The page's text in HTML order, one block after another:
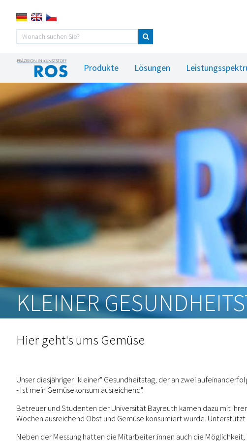
Produkte Lösungen
KLEINER
Hier geht's ums Gemüse
Unser diesjähriger "kleiner" Gesundheitstag, der an zwei
- Ist mein Gemüsekonsum ausreichend".
Betreuer und Studenten der Universität Bayreuth kamen dazu mit
Wochen ausreichend Obst und Gemüse konsumiert wurde.
Neben der Messung hatten die Mitarbeiter:innen auch die